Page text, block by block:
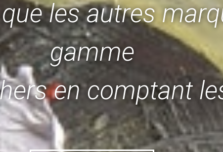
les autres
gamme
en comptant